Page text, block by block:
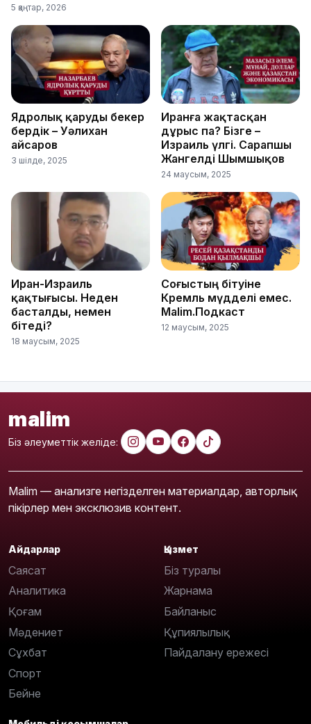
5 қаңтар, 2026
Ядролық қаруды бекер
бердік – Уәлихан
Қайсаров
3 шілде, 2025
Иранға жақтасқан
дұрыс па? Бізге –
Израиль үлгі. Сарапшы
Жангелді Шымшықов
24 маусым, 2025
Иран-Израиль
қақтығысы. Неден
басталды, немен
бітеді?
18 маусым, 2025
Соғыстың бітуіне
Кремль мүдделі емес.
Malim.Подкаст
12 маусым, 2025
malim
Біз әлеуметтік желіде:
Malim — анализге негізделген материалдар, авторлық
пікірлер мен эксклюзив контент.
Айдарлар
Саясат
Аналитика
Қоғам
Мәдениет
Сұхбат
Спорт
Бейне
Қызмет
Біз туралы
Жарнама
Байланыс
Құпиялылық
Пайдалану ережесі